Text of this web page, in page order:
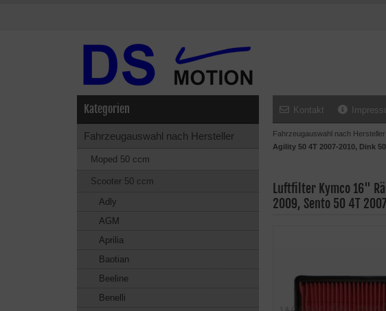
Kontakt
Fahrzeugauswahl nach Hersteller
Agility 50 4T 2007-2010, Dink
Luftfilter Kymco 16"
2009, Sento 50 4T
Kategorien
Fahrzeugauswahl nach Hersteller
Moped 50 ccm
Scooter 50 ccm
Adly
AGM
Aprilia
Baotian
Beeline
Benelli